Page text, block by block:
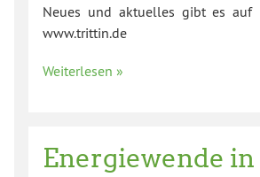
Neues und aktuelles gibt es auf
www.trittin.de
Weiterlesen »
Energiewende in